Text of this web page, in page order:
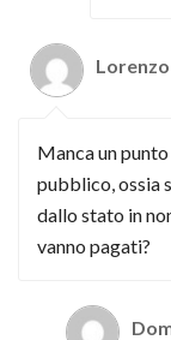
Lorenzo
Manca un
pubblico, ossia
dallo stato in
vanno pagati?